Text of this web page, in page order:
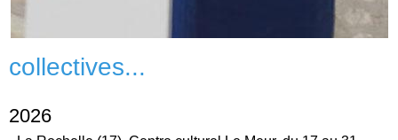
collectives...
2026